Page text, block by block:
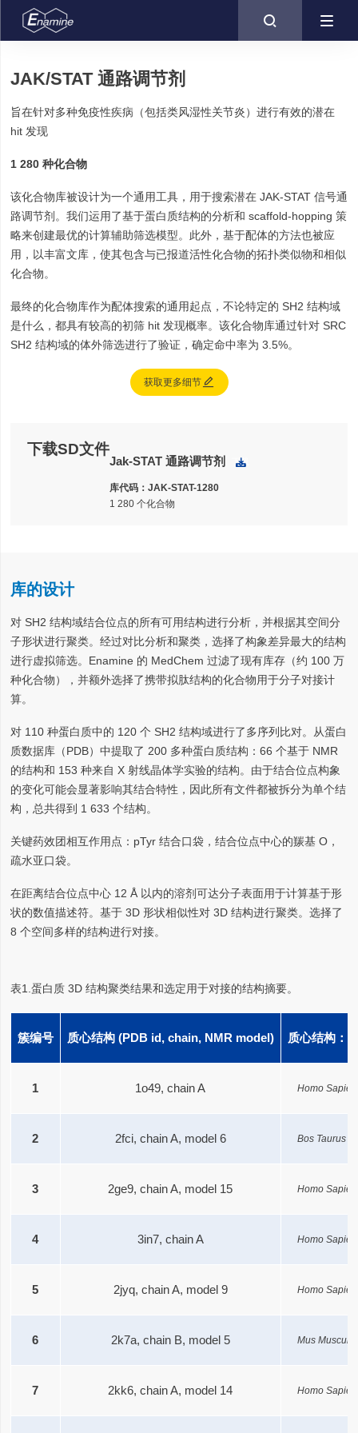

JAK/STAT 通路调节剂
旨在针对多种免疫性疾病（包括类风湿性关节炎）进行有效的潜在
hit 发现
1 280 种化合物
该化合物库被设计为一个通用工具，用于搜索潜在 JAK-STAT 信号通
路调节剂。我们运用了基于蛋白质结构的分析和 scaffold-hopping 策
略来创建最优的计算辅助筛选模型。此外，基于配体的方法也被应
用，以丰富文库，使其包含与已报道活性化合物的拓扑类似物和相似
化合物。
最终的化合物库作为配体搜索的通用起点，不论特定的 SH2 结构域
是什么，都具有较高的初筛 hit 发现概率。该化合物库通过针对 SRC
SH2 结构域的体外筛选进行了验证，确定命中率为 3.5%。
获取更多细节
下载SD文件
Jak-STAT 通路调节剂 下载
库代码：JAK-STAT-1280
1 280 个化合物
库的设计
对 SH2 结构域结合位点的所有可用结构进行分析，并根据其空间分
子形状进行聚类。经过对比分析和聚类，选择了构象差异最大的结构
进行虚拟筛选。Enamine 的 MedChem 过滤了现有库存（约 100 万
种化合物），并额外选择了携带拟肽结构的化合物用于分子对接计
算。
对 110 种蛋白质中的 120 个 SH2 结构域进行了多序列比对。从蛋白
质数据库（PDB）中提取了 200 多种蛋白质结构：66 个基于 NMR
的结构和 153 种来自 X 射线晶体学实验的结构。由于结合位点构象
的变化可能会显著影响其结合特性，因此所有文件都被拆分为单个结
构，总共得到 1 633 个结构。
关键药效团相互作用点：pTyr 结合口袋，结合位点中心的羰基 O，
疏水亚口袋。
在距离结合位点中心 12 Å 以内的溶剂可达分子表面用于计算基于形
状的数值描述符。基于 3D 形状相似性对 3D 结构进行聚类。选择了
8 个空间多样的结构进行对接。
表1.蛋白质 3D 结构聚类结果和选定用于对接的结构摘要。
簇编号 质心结构 (PDB id, chain, NMR model) 质心结构：
1 1o49, chain A Homo
2 2fci, chain A, model 6 Bos Taurus
3 2ge9, chain A, model 15 Homo
4 3in7, chain A Homo
5 2jyq, chain A, model 9 Homo
6 2k7a, chain B, model 5 Mus
7 2kk6, chain A, model 14 Homo